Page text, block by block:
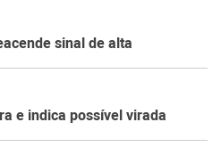
sinal de alta
e indica possível virada